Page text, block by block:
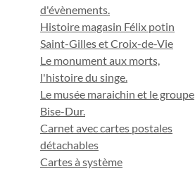
d'évènements.
Histoire magasin Félix potin
Saint-Gilles et Croix-de-Vie
Le monument aux morts,
l'histoire du singe.
Le musée maraichin et le groupe
Bise-Dur.
Carnet avec cartes postales
détachables
Cartes à système